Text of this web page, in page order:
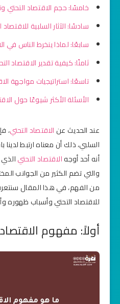
خامسًا: حجم الاقتصاد التحتي
سادسًا: الآثار السلبية للاقتصاد
سابعًا: لماذا ينخرط الناس في
ثامنًا: كيفية تقدير الاقتصاد
تاسعًا: استراتيجيات مواجهة
الأسئلة الأكثر شيوعًا حول
عند الحديث عن الاقتصاد التحتي،
السلبي، ذلك أن معناه ارتبط لدينا
أنه أحد أوجهالاقتصاد التحتي
والتي تضم الكثير من الجوانب
من الفهم، في هذا المقال
للاقتصاد التحتي وأسباب ظهوره
أولاً: مفهوم